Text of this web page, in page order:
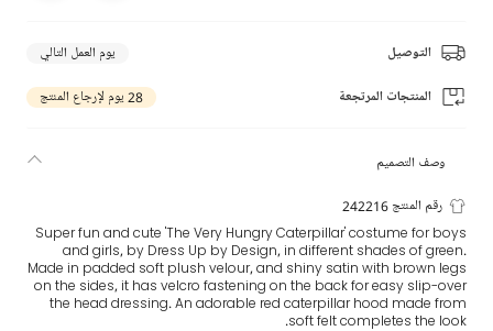
التوصيل يوم العمل التالي
المنتجات المرتجعة 28 يوم لإرجاع المنتج
وصف التصميم
رقم المنتج 242216
Super fun and cute 'The Very Hungry Caterpillar' costume for boys
and girls, by Dress Up by Design, in different shades of green.
Made in padded soft plush velour, and shiny satin with brown legs
on the sides, it has velcro fastening on the back for easy slip-over
the head dressing. An adorable red caterpillar hood made from
soft felt completes the look.